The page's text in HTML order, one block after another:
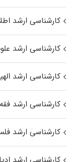
کارشناسی ارشد
کارشناسی ارشد
کارشناسی ارشد
کارشناسی ارشد
کارشناسی ارشد